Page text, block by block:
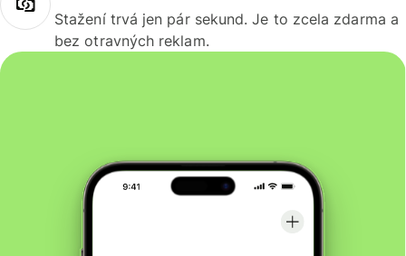
Stažení trvá jen pár sekund. Je to zcela zdarma a
bez otravných reklam.